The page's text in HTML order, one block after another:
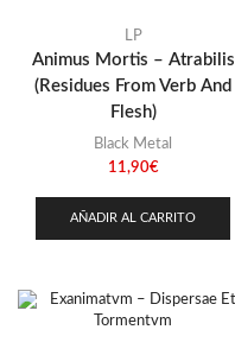
(108)
LP
Animus Mortis – Atrabilis
(Residues From Verb And
Flesh)
Black Metal
11,90€
AÑADIR AL CARRITO